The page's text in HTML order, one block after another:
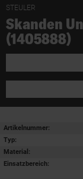
STEULER
Skanden
(1405888)
Artikelnummer:
Typ:
Material:
Einsatzbereich: